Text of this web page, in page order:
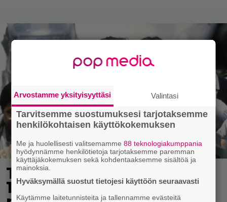
Tänään tv:ssä: Vuoden
1997 Bond-leffassa
Arvostamme yksityisyyttäsi Valintasi
Tarvitsemme suostumuksesi tarjotaksemme
henkilökohtaisen käyttökokemuksen
Me ja huolellisesti valitsemamme88 teknologiakumppania
hyödynnämme henkilötietoja tarjotaksemme paremman
käyttäjäkokemuksen sekä kohdentaaksemme sisältöä ja
mainoksia.
Hyväksymällä suostut tietojesi käyttöön seuraavasti
Käytämme laitetunnisteita ja tallennamme evästeitä